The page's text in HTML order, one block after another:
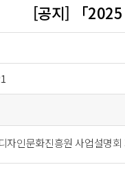
[공지] 「2025
자인문화진흥원 사업설명